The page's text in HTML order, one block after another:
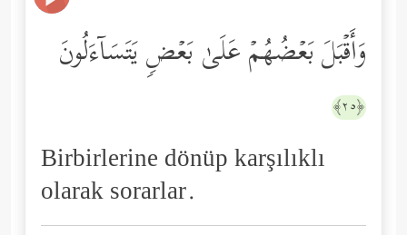
وَأَقۡبَلَ بَعۡضُهُمۡ عَلَىٰ بَعۡضࣲ یَتَسَاۤءَلُونَ
﴿٢٥﴾
Birbirlerine dönüp karşılıklı
olarak sorarlar.